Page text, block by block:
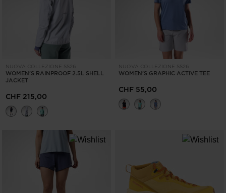
NUOVA COLLEZIONE SS26
WOMEN'S RAINPROOF 2.5L SHELL
JACKET
CHF 215,00
NUOVA COLLEZIONE SS26
WOMEN'S GRAPHIC ACTIVE TEE
CHF 55,00